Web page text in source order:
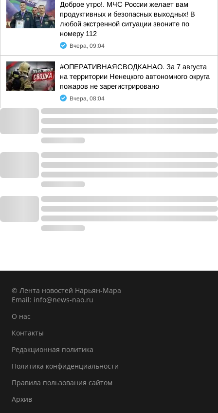
Доброе утро!. МЧС России желает вам
продуктивных и безопасных выходных! В
любой экстренной ситуации звоните по
номеру 112
Вчера, 09:04
#ОПЕРАТИВНАЯСВОДКАНАО. За 7 августа
на территории Ненецкого автономного округа
пожаров не зарегистрировано
Вчера, 08:04
© Лента новостей Нарьян-Мара
Email: info@news-nao.ru
О нас
Контакты
Редакционная политика
Политика конфиденциальности
Правила пользования сайтом
Архив